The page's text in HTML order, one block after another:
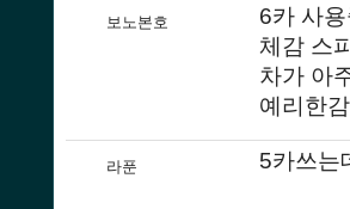
보노본호
6카 사
체감 스
차가 아
예리한
라푼 5카쓰는